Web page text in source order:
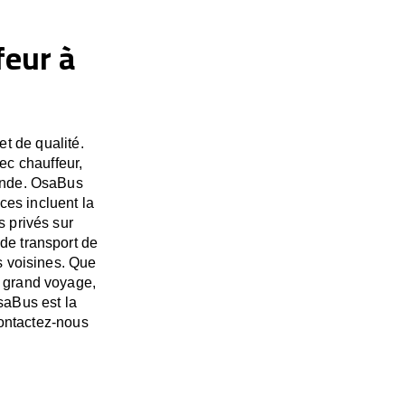
à
de qualité.
chauffeur,
OsaBus
incluent la
privés sur
transport de
voisines. Que
voyage,
est la
nous